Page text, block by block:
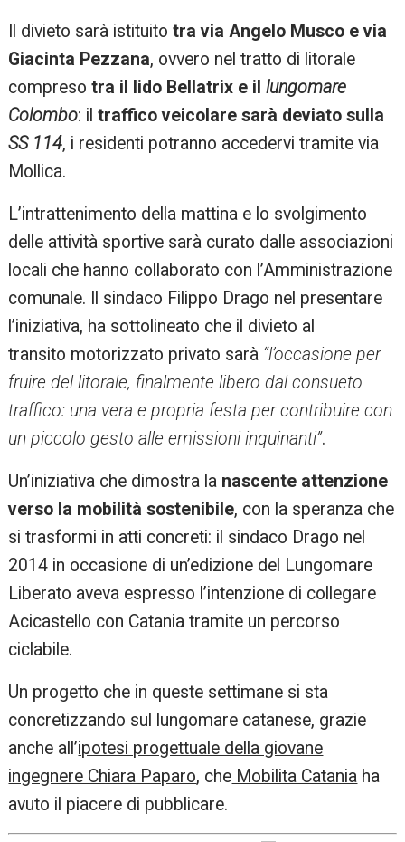
Il divieto sarà istituitotra via Angelo Musco e via
Giacinta Pezzana, ovvero nel tratto di litorale
compresotra il lido Bellatrix e illungomare
Colombo: iltraffico veicolare sarà deviato sulla
SS 114, i residenti potranno accedervi tramite via
Mollica.
L’intrattenimento della mattina e lo svolgimento
delle attività sportive sarà curato dalle associazioni
locali che hanno collaborato con l’Amministrazione
comunale. Il sindaco Filippo Drago nel presentare
l’iniziativa, ha sottolineato che il divieto al
transito motorizzato privato sarà “l’occasione per
fruire del litorale, finalmente libero dal consueto
traffico: una vera e propria festa per contribuire con
un piccolo gesto alle emissioni inquinanti”.
Un’iniziativa che dimostra la nascente attenzione
verso la mobilità sostenibile, con la speranza che
si trasformi in atti concreti: il sindaco Drago nel
2014 in occasione di un’edizione del Lungomare
Liberato aveva espresso l’intenzione di collegare
Acicastello con Catania tramite un percorso
ciclabile.
Un progetto che in queste settimane si sta
concretizzando sul lungomare catanese, grazie
anche all’ipotesi progettuale della giovane
ingegnere Chiara Paparo, che Mobilita Catania ha
avuto il piacere di pubblicare.